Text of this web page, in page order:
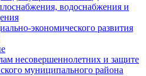
водоснабжения и
экономического развития
несовершеннолетних и защите
муниципального района